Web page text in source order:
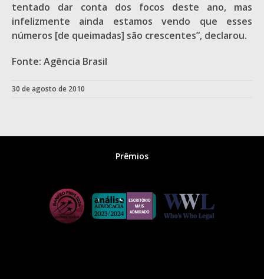
tentado dar conta dos focos deste ano, mas
infelizmente ainda estamos vendo que esses
números [de queimadas] são crescentes”, declarou.
Fonte: Agência Brasil
30 de agosto de 2010
Prêmios